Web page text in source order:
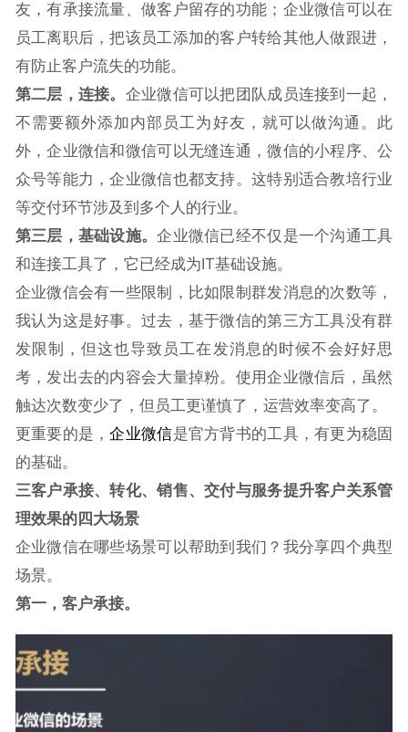
友，有承接流量、做客户留存的功能；企业微信可以在
员工离职后，把该员工添加的客户转给其他人做跟进，
有防止客户流失的功能。
第二层，连接。 企业微信可以把团队成员连接到一起，
不需要额外添加内部员工为好友，就可以做沟通。此
外，企业微信和微信可以无缝连通，微信的小程序、公
众号等能力，企业微信也都支持。这特别适合教培行业
等交付环节涉及到多个人的行业。
第三层，基础设施。企业微信已经不仅是一个沟通工具
和连接工具了，它已经成为IT基础设施。
企业微信会有一些限制，比如限制群发消息的次数等，
我认为这是好事。过去，基于微信的第三方工具没有群
发限制，但这也导致员工在发消息的时候不会好好思
考，发出去的内容会大量掉粉。使用企业微信后，虽然
触达次数变少了，但员工更谨慎了，运营效率变高了。
更重要的是，企业微信是官方背书的工具，有更为稳固
的基础。
三客户承接、转化、销售、交付与服务提升客户关系管
理效果的四大场景
企业微信在哪些场景可以帮助到我们？我分享四个典型
场景。
第一，客户承接。